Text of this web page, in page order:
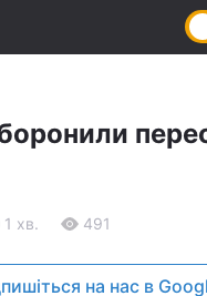
1 хв. 491
на нас в